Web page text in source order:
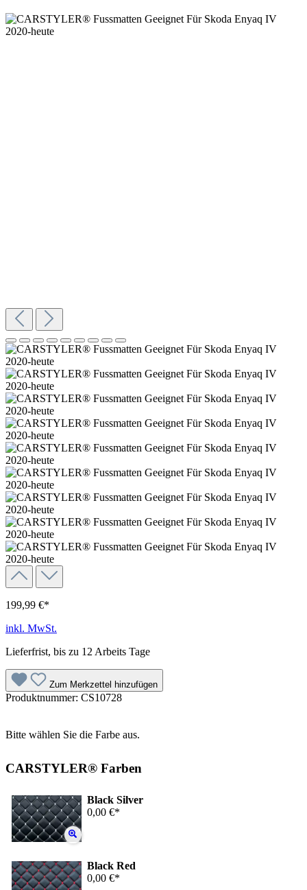
199,99 €*
inkl. MwSt.
Lieferfrist, bis zu 12 Arbeits Tage
Zum Merkzettel hinzufügen
Produktnummer: CS10728
Bitte wählen Sie die Farbe aus.
CARSTYLER® Farben
Black Silver
0,00 €*
Black Red
0,00 €*